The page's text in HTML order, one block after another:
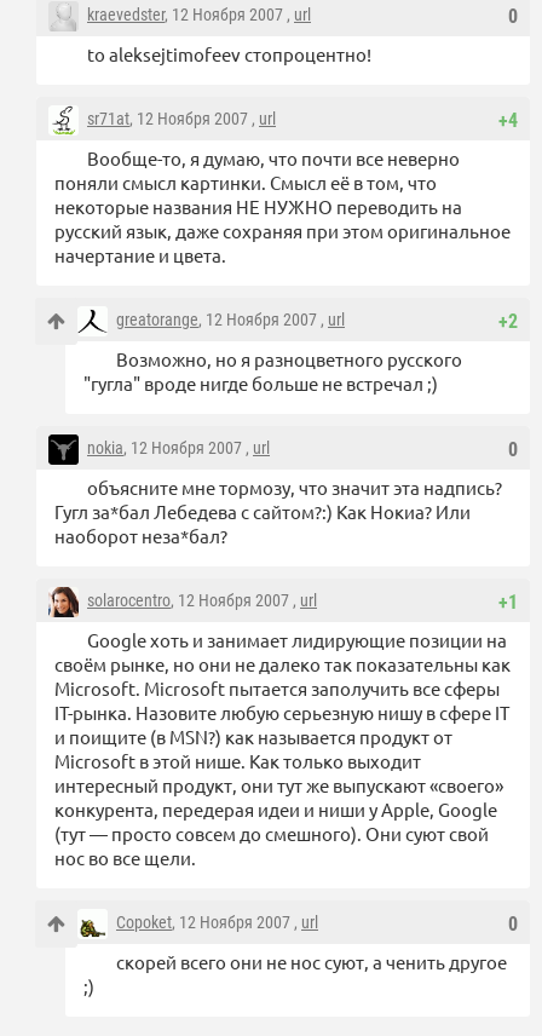
0
kraevedster, 12 Ноября 2007 , url
to aleksejtimofeev стопроцентно!
+4
sr71at, 12 Ноября 2007 , url
Вообще-то, я думаю, что почти все неверно
поняли смысл картинки. Смысл её в том, что
некоторые названия НЕ НУЖНО переводить на
русский язык, даже сохраняя при этом оригинальное
начертание и цвета.
+2
greatorange, 12 Ноября 2007 , url
Возможно, но я разноцветного русского
"гугла" вроде нигде больше не встречал ;)
0
nokia, 12 Ноября 2007 , url
объясните мне тормозу, что значит эта надпись?
Гугл за*бал Лебедева с сайтом?:) Как Нокиа? Или
наоборот неза*бал?
+1
solarocentro, 12 Ноября 2007 , url
Google хоть и занимает лидирующие позиции на
своём рынке, но они не далеко так показательны как
Microsoft. Microsoft пытается заполучить все сферы
IT-рынка. Назовите любую серьезную нишу в сфере IT
и поищите (в MSN?) как называется продукт от
Microsoft в этой нише. Как только выходит
интересный продукт, они тут же выпускают «своего»
конкурента, передерая идеи и ниши у Apple, Google
(тут — просто совсем до смешного). Они суют свой
нос во все щели.
0
Copoket, 12 Ноября 2007 , url
скорей всего они не нос суют, а ченить другое
;)